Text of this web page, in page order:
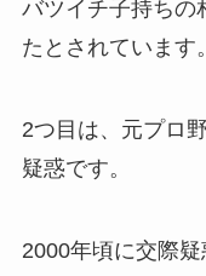
バツイチ子持ちの
たとされています。
2つ目は、元プロ
疑惑です。
2000年頃に交際